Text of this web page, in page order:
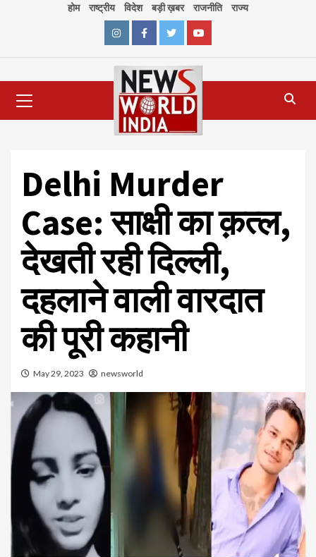
होम राष्ट्रीय विदेश बड़ी ख़बर राजनीति राज्य
InstagramFacebookTwitterYoutube
Menu
Delhi Murder
Case: साक्षी का क़त्ल,
देखती रही दिल्ली,
दहलाने वाली वारदात
की पूरी कहानी
May 29, 2023 newsworld